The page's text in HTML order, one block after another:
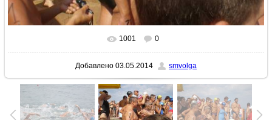
В реальном размере 1600x1200
1001 0
Добавлено 03.05.2014 smvolga